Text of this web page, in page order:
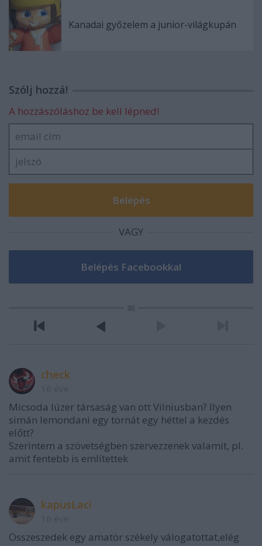
Kanadai győzelem a junior-világkupán
Szólj hozzá!
A hozzászóláshoz be kell lépned!
VAGY
check
Micsoda lúzer társaság van ott Vilniusban? Ilyen
simán lemondani egy tornát egy héttel a kezdés
előtt?
Szerintem a szövetségben szervezzenek valamit, pl.
amit fentebb is említettek
kapusLaci
Összeszedek egy amatör székely válogatottat,elég